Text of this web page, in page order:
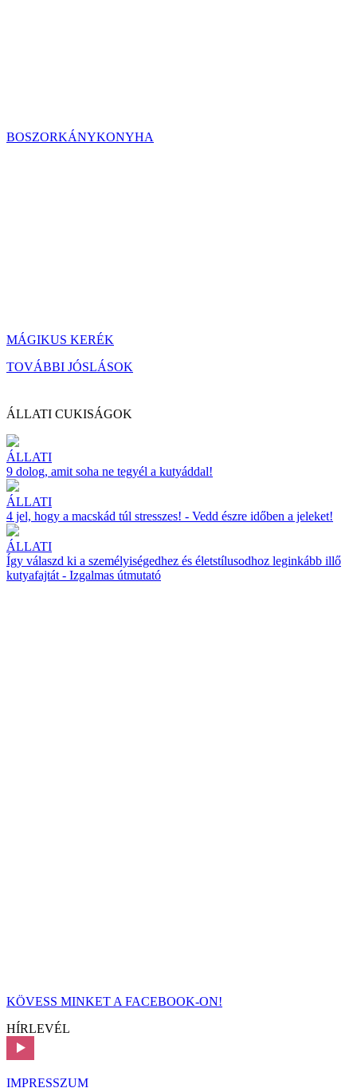
BOSZORKÁNYKONYHA
MÁGIKUS KERÉK
TOVÁBBI JÓSLÁSOK
ÁLLATI CUKISÁGOK
ÁLLATI
9 dolog, amit soha ne tegyél a kutyáddal!
ÁLLATI
4 jel, hogy a macskád túl stresszes! - Vedd észre időben a jeleket!
ÁLLATI
Így válaszd ki a személyiségedhez és életstílusodhoz leginkább illő
kutyafajtát - Izgalmas útmutató
KÖVESS MINKET A FACEBOOK-ON!
HÍRLEVÉL
IMPRESSZUM